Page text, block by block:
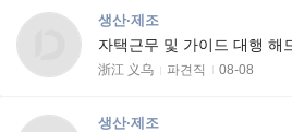
생산·제조
자택근무 및 가이드 대행 해
浙江 义乌 파견직 08-08
생산·제조